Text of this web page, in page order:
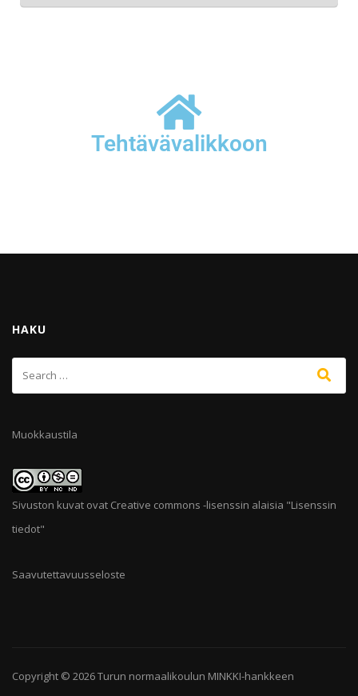
Tehtävävalikkoon
HAKU
Muokkaustila
Sivuston kuvat ovat Creative commons -lisenssin alaisia "Lisenssin
tiedot"
Saavutettavuusseloste
Copyright © 2026Turun normaalikoulun MINKKI-hankkeen